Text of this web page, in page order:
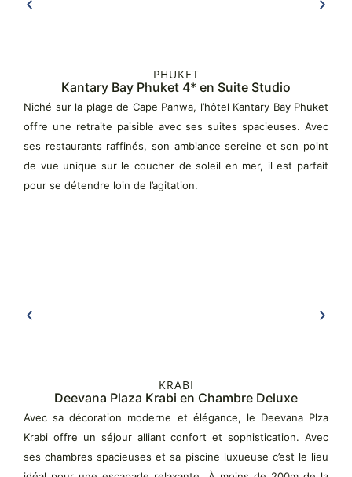
PHUKET
Kantary Bay Phuket 4* en Suite Studio
Niché sur la plage de Cape Panwa, l’hôtel Kantary Bay Phuket
offre une retraite paisible avec ses suites spacieuses. Avec
ses restaurants raffinés, son ambiance sereine et son point
de vue unique sur le coucher de soleil en mer, il est parfait
pour se détendre loin de l’agitation.
KRABI
Deevana Plaza Krabi en Chambre Deluxe
Avec sa décoration moderne et élégance, le Deevana Plza
Krabi offre un séjour alliant confort et sophistication. Avec
ses chambres spacieuses et sa piscine luxueuse c’est le lieu